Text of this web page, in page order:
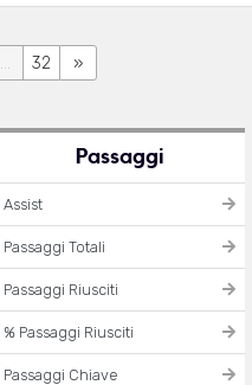
... 32 »
Passaggi
Assist
Passaggi Totali
Passaggi Riusciti
% Passaggi Riusciti
Passaggi Chiave